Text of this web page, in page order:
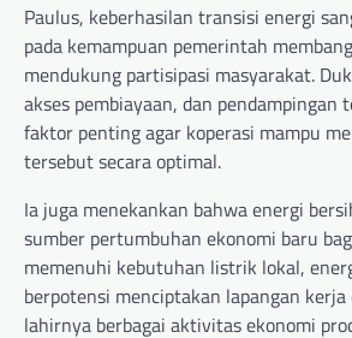
Paulus, keberhasilan transisi energi
pada kemampuan pemerintah
mendukung partisipasi masyarakat.
akses pembiayaan, dan pendampingan
faktor penting agar koperasi mampu
tersebut secara optimal.
Ia juga menekankan bahwa energi
sumber pertumbuhan ekonomi baru
memenuhi kebutuhan listrik lokal,
berpotensi menciptakan lapangan
lahirnya berbagai aktivitas ekonomi